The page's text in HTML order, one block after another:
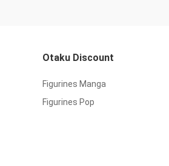
Otaku Discount
Figurines Manga
Figurines Pop